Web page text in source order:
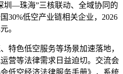
圳—珠海”三核联动、全域协同的
30%低空产业链相关企业，2026
。
特色低空服务等场景加速落地，
营等法律需求日益迫切。交流会
低空经济法律服务手册》，系统